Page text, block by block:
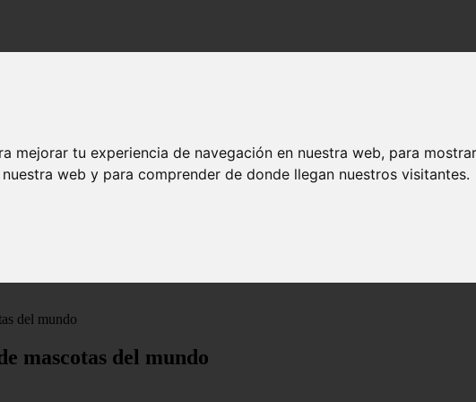
mejorar tu experiencia de navegación en nuestra web, para
web y para comprender de donde llegan nuestros visitantes.
del mundo
mascotas del mundo